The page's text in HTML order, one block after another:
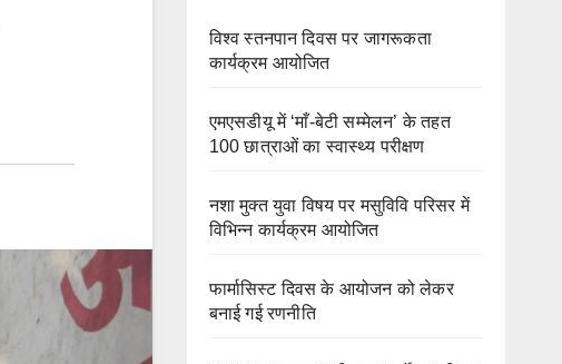
विश्व स्तनपान दिवस पर जागरूकता
कार्यक्रम आयोजित
एमएसडीयू में ‘माँ-बेटी सम्मेलन’ के तहत
100 छात्राओं का स्वास्थ्य परीक्षण
नशा मुक्त युवा विषय पर मसुविवि परिसर में
विभिन्न कार्यक्रम आयोजित
फार्मासिस्ट दिवस के आयोजन को लेकर
बनाई गई रणनीति